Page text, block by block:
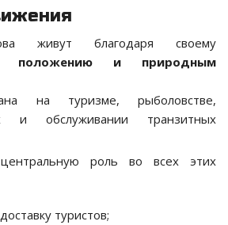
живут благодаря своему
положению и природным
на туризме, рыболовстве,
и обслуживании транзитных
роль во всех этих
туристов;